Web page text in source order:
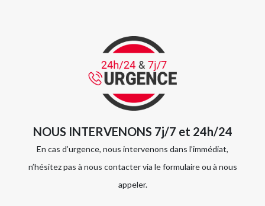
NOUS INTERVENONS 7j/7 et 24h/24
En cas d’urgence, nous intervenons dans l’immédiat,
n’hésitez pas à nous contacter via le formulaire ou à nous
appeler.